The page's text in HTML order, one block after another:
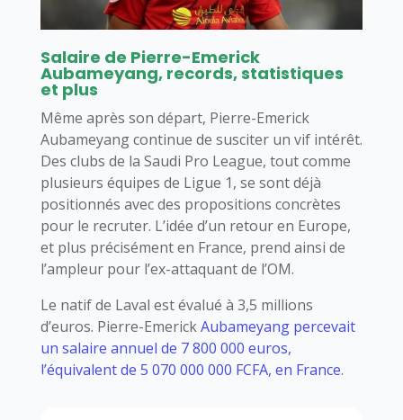
Salaire de Pierre-Emerick
Aubameyang, records, statistiques
et plus
Même après son départ, Pierre-Emerick
Aubameyang continue de susciter un vif intérêt.
Des clubs de la Saudi Pro League, tout comme
plusieurs équipes de Ligue 1, se sont déjà
positionnés avec des propositions concrètes
pour le recruter. L’idée d’un retour en Europe,
et plus précisément en France, prend ainsi de
l’ampleur pour l’ex-attaquant de l’OM.
Le natif de Laval est évalué à 3,5 millions
d’euros. Pierre-EmerickAubameyang percevait
un salaire annuel de 7 800 000 euros,
l’équivalent de 5 070 000 000 FCFA, en France.